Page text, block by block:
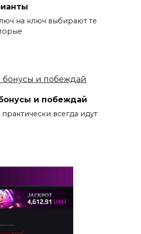
на ключ выбирают те
и побеждай
всегда идут